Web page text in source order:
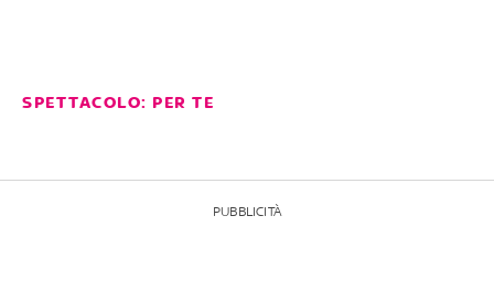
SPETTACOLO: PER TE
PUBBLICITÀ